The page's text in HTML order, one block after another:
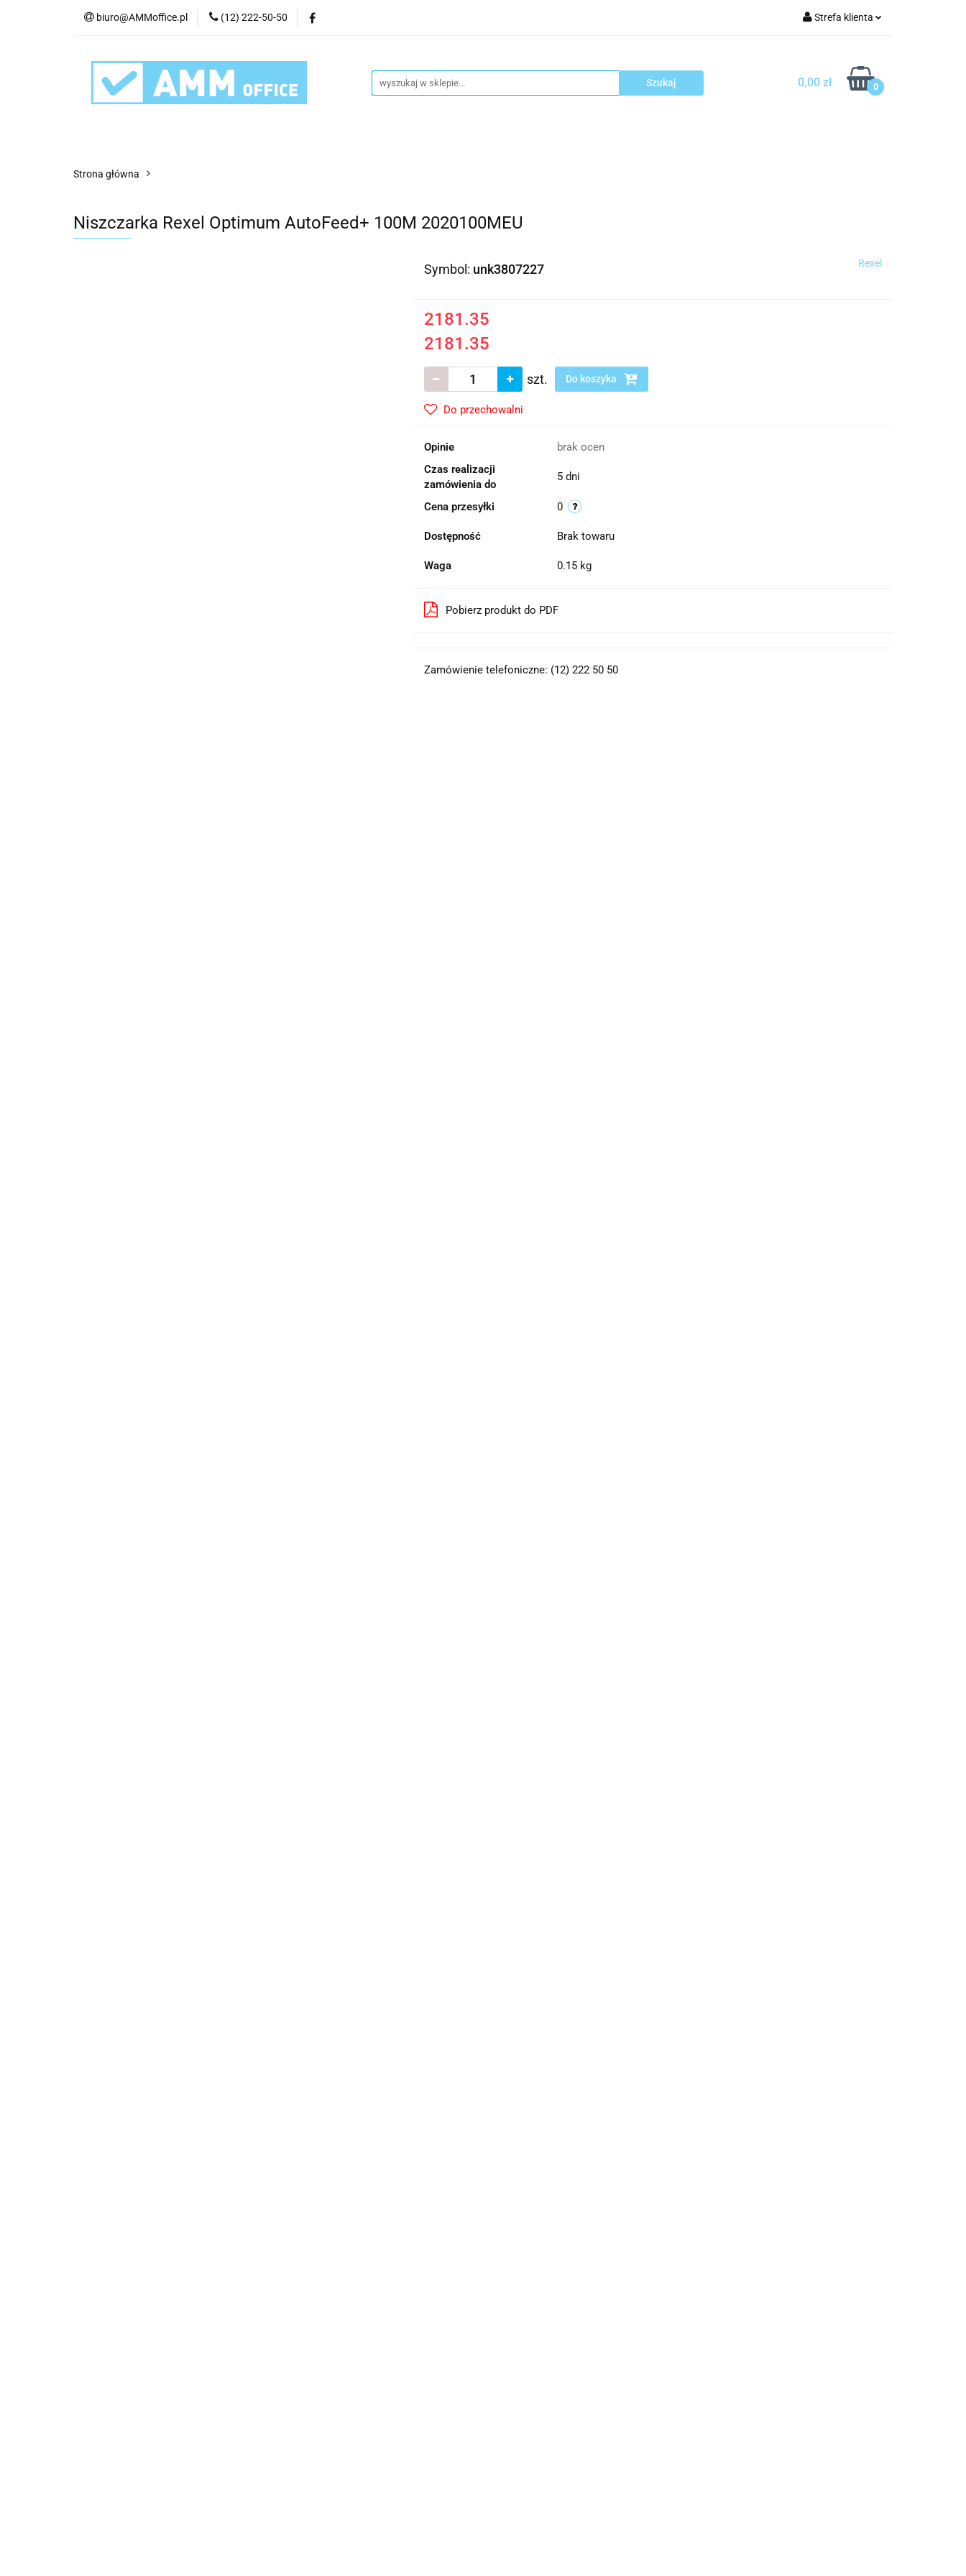
biuro@AMMoffice.pl (12) 222-50-50 Strefa klienta
Zarejestruj się
Dodaj zgłoszenie
0,00 zł 0
Kategorie Artykuły biurowe
Urządzenia i eksploatacja Blog Kontakt
Strona główna
Niszczarka Rexel Optimum AutoFeed+ 100M 2020100MEU
Symbol: unk3807227 Rexel
2181.35
2181.35
szt. Do koszyka
Do przechowalni
Opinie
brak ocen
Czas realizacji
zamówienia do
5 dni
Cena przesyłki 0
Dostępność Brak towaru
Waga 0.15 kg
Pobierz produkt do PDF
Zamówienie telefoniczne: (12) 222 50 50